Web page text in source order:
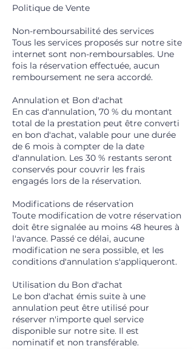
Politique de Vente
Non-remboursabilité des services
Tous les services proposés sur notre site
internet sont non-remboursables. Une
fois la réservation effectuée, aucun
remboursement ne sera accordé.
Annulation et Bon d'achat
En cas d'annulation, 70 % du montant
total de la prestation peut être converti
en bon d'achat, valable pour une durée
de 6 mois à compter de la date
d'annulation. Les 30 % restants seront
conservés pour couvrir les frais
engagés lors de la réservation.
Modifications de réservation
Toute modification de votre réservation
doit être signalée au moins 48 heures à
l'avance. Passé ce délai, aucune
modification ne sera possible, et les
conditions d'annulation s'appliqueront.
Utilisation du Bon d'achat
Le bon d'achat émis suite à une
annulation peut être utilisé pour
réserver n'importe quel service
disponible sur notre site. Il est
nominatif et non transférable.